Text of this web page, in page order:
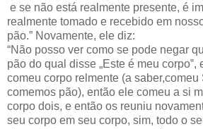
e se não está realmente presente, é
realmente tomado e recebido em
pão.” Novamente, ele diz:
“Não posso ver como se pode negar
pão do qual disse „Este é meu corpo‟,
comeu corpo relmente (a
comemos pão), então ele comeu a si
corpo dois, e então os reuniu
seu corpo em seu corpo, sim, todo o